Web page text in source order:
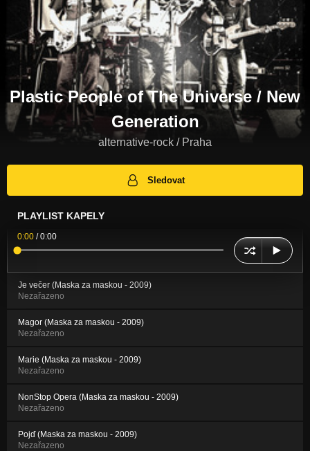
Plastic People of The Universe / New
Generation
alternative-rock / Praha
Sledovat
PLAYLIST KAPELY
0:00 /0:00
Je večer (Maska za maskou - 2009)
Nezařazeno
Magor (Maska za maskou - 2009)
Nezařazeno
Marie (Maska za maskou - 2009)
Nezařazeno
NonStop Opera (Maska za maskou - 2009)
Nezařazeno
Pojď (Maska za maskou - 2009)
Nezařazeno